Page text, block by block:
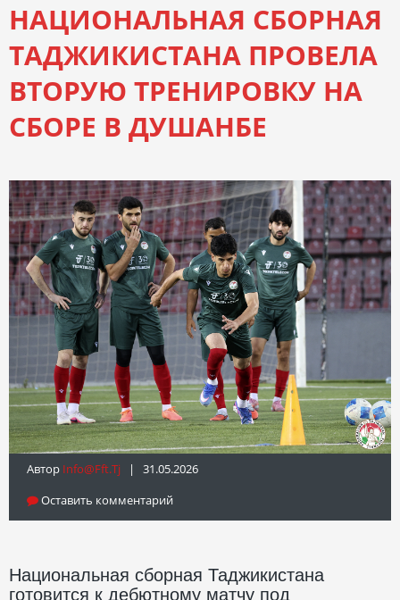
НАЦИОНАЛЬНАЯ СБОРНАЯ
ТАДЖИКИСТАНА ПРОВЕЛА
ВТОРУЮ ТРЕНИРОВКУ НА
СБОРЕ В ДУШАНБЕ
Автор Info@fft.tj | 31.05.2026
Оставить комментарий
Национальная сборная Таджикистана
готовится к дебютному матчу под